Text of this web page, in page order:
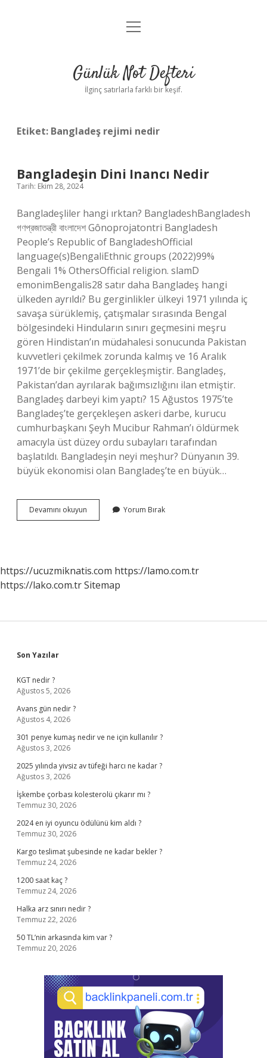
Anasayfa
Yasal Uyarı
menüyü
Günlük Not Defteri
İlginç satırlarla farklı bir keşif.
Etiket: Bangladeş rejimi nedir
Bangladeşin Dini Inancı Nedir
Tarih: Ekim 28, 2024
Bangladeşliler hangi ırktan? BangladeshBangladesh
গণপ্রজাতন্ত্রী বাংলাদেশ Gônoprojatontri Bangladesh
People’s Republic of BangladeshOfficial
language(s)BengaliEthnic groups (2022)99%
Bengali 1% OthersOfficial religion. slamD
emonimBengalis28 satır daha Bangladeş hangi
ülkeden ayrıldı? Bu gerginlikler ülkeyi 1971 yılında iç
savaşa sürüklemiş, çatışmalar sırasında Bengal
bölgesindeki Hinduların sınırı geçmesini meşru
gören Hindistan’ın müdahalesi sonucunda Pakistan
kuvvetleri çekilmek zorunda kalmış ve 16 Aralık
1971’de bir çekilme gerçekleşmiştir. Bangladeş,
Pakistan’dan ayrılarak bağımsızlığını ilan etmiştir.
Bangladeş darbeyi kim yaptı? 15 Ağustos 1975’te
Bangladeş’te gerçekleşen askeri darbe, kurucu
cumhurbaşkanı Şeyh Mucibur Rahman’ı öldürmek
amacıyla üst düzey ordu subayları tarafından
başlatıldı. Bangladeşin neyi meşhur? Dünyanın 39.
büyük ekonomisi olan Bangladeş’te en büyük…
Devamını okuyun Bangladeşin
Dini
Yorum Bırak
https://ucuzmiknatis.com https://lamo.com.tr
https://lako.com.trSitemap
Sidebar
Son Yazılar
KGT nedir ?
Ağustos 5, 2026
Avans gün nedir ?
Ağustos 4, 2026
301 penye kumaş nedir ve ne için kullanılır ?
Ağustos 3, 2026
2025 yılında yivsiz av tüfeği harcı ne kadar ?
Ağustos 3, 2026
İşkembe çorbası kolesterolü çıkarır mı ?
Temmuz 30, 2026
2024 en iyi oyuncu ödülünü kim aldı ?
Temmuz 30, 2026
Kargo teslimat şubesinde ne kadar bekler ?
Temmuz 24, 2026
1200 saat kaç ?
Temmuz 24, 2026
Halka arz sınırı nedir ?
Temmuz 22, 2026
50 TL’nin arkasında kim var ?
Temmuz 20, 2026